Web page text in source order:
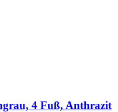
4 Fuß, Anthrazit